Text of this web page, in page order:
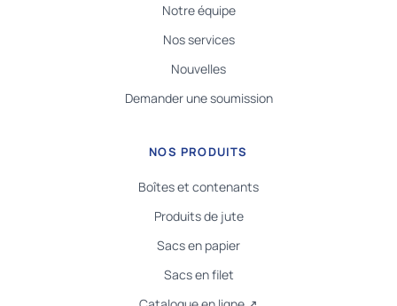
Notre équipe
Nos services
Nouvelles
Demander une soumission
NOS PRODUITS
Boîtes et contenants
Produits de jute
Sacs en papier
Sacs en filet